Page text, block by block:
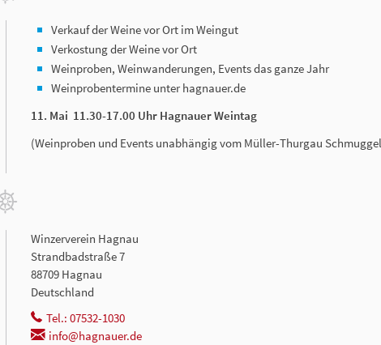
Verkauf der Weine vor Ort im Weingut
Verkostung der Weine vor Ort
Weinproben, Weinwanderungen, Events das ganze Jahr
Weinprobentermine unter hagnauer.de
11. Mai 11.30-17.00 Uhr Hagnauer Weintag
(Weinproben und Events unabhängig vom Müller-Thurgau
Winzerverein Hagnau
Strandbadstraße 7
88709 Hagnau
Deutschland
Tel.: 07532-1030
info@hagnauer.de